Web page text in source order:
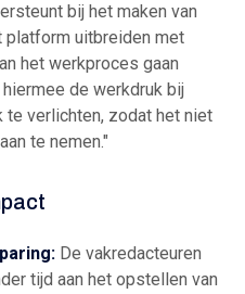
bij het maken van
platform uitbreiden met
het werkproces gaan
de werkdruk bij
verlichten, zodat het niet
te nemen."
De vakredacteuren
tijd aan het opstellen van